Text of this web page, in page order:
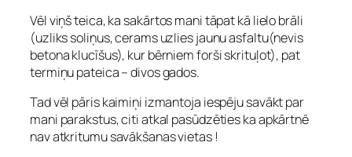
Vēl viņš teica, ka sakārtos mani tāpat kā lielo brāli
(uzliks soliņus, cerams uzlies jaunu asfaltu(nevis
betona klucīšus), kur bērniem forši skrituļot), pat
termiņu pateica – divos gados.
Tad vēl pāris kaimiņi izmantoja iespēju savākt par
mani parakstus, citi atkal pasūdzēties ka apkārtnē
nav atkritumu savākšanas vietas !